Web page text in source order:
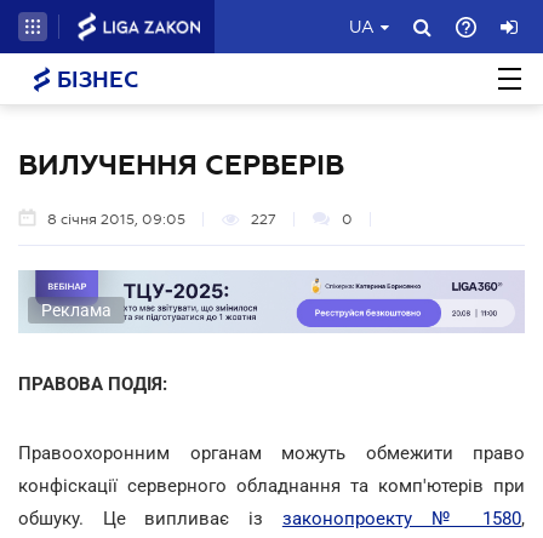
UA
БІЗНЕС
ВИЛУЧЕННЯ СЕРВЕРІВ
8 січня 2015, 09:05 227 0
Реклама
ПРАВОВА ПОДІЯ:
Правоохоронним органам можуть обмежити право
конфіскації серверного обладнання та комп'ютерів при
обшуку. Це випливає із законопроекту № 1580,